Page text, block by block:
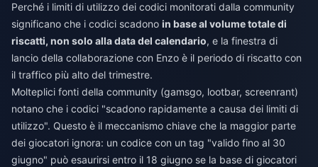
Perché i limiti di utilizzo dei codici monitorati dalla community
significano che i codici scadono in base al volume totale di
riscatti, non solo alla data del calendario, e la finestra di
lancio della collaborazione con Enzo è il periodo di riscatto con
il traffico più alto del trimestre.
Molteplici fonti della community (gamsgo, lootbar, screenrant)
notano che i codici "scadono rapidamente a causa dei limiti di
utilizzo". Questo è il meccanismo chiave che la maggior parte
dei giocatori ignora: un codice con un tag "valido fino al 30
giugno" può esaurirsi entro il 18 giugno se la base di giocatori